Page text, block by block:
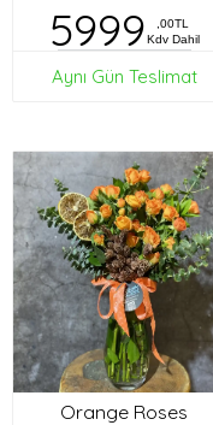
5999
,00TL
Kdv Dahil
Aynı Gün Teslimat
Orange Roses